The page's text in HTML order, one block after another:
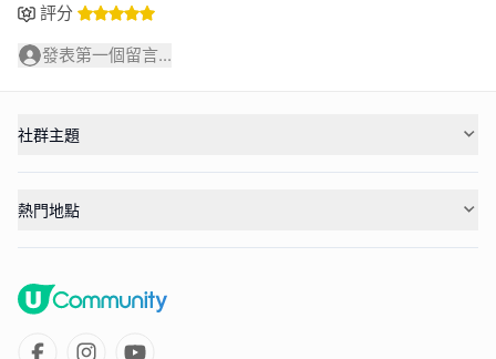
評分
發表第一個留言...
社群主題
熱門地點